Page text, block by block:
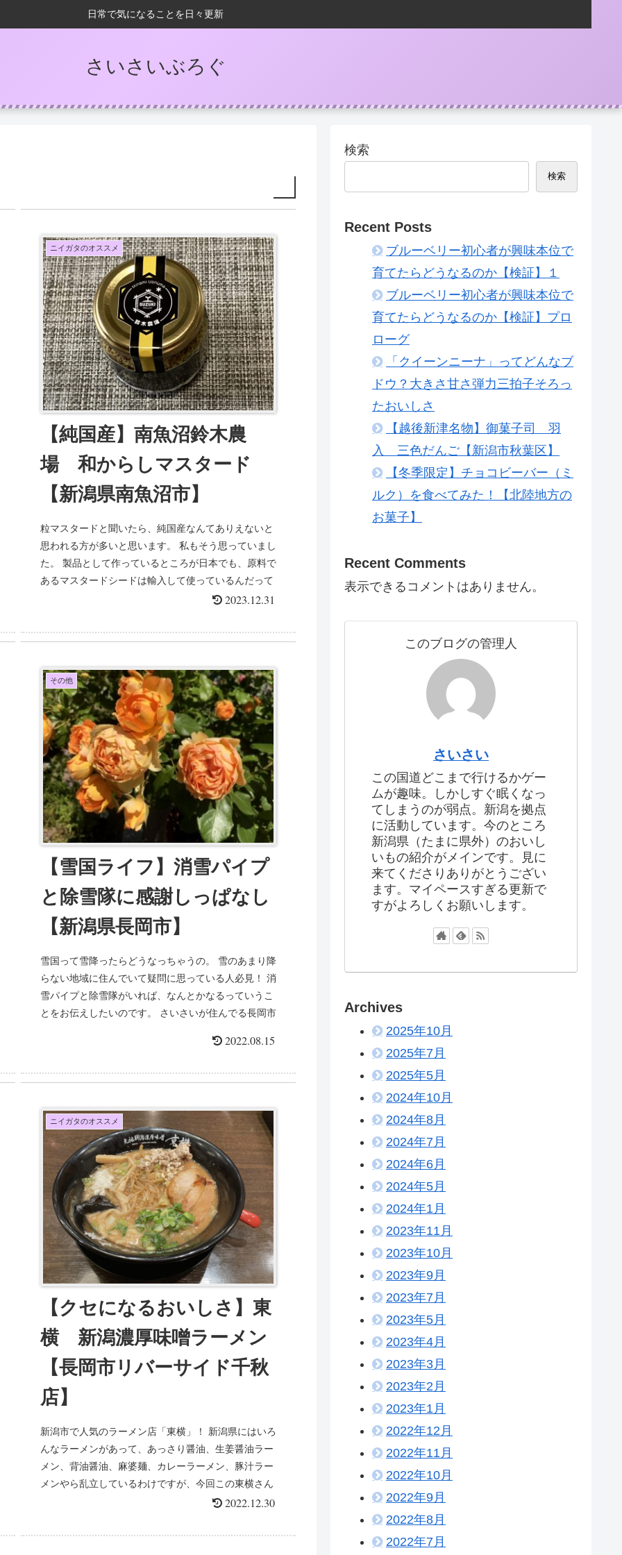
日常で気になることを日々更新
さいさいぶろぐ
ニイガタのオススメ
【純国産】南魚沼鈴木農
場 和からしマスタード
【新潟県南魚沼市】
粒マスタードと聞いたら、純国産なんてありえないと
思われる方が多いと思います。 私もそう思っていまし
た。 製品として作っているところが日本でも、原料で
あるマスタードシードは輸入して使っているんだって
2023.12.31
その他
【雪国ライフ】消雪パイプ
と除雪隊に感謝しっぱなし
【新潟県長岡市】
雪国って雪降ったらどうなっちゃうの。 雪のあまり降
らない地域に住んでいて疑問に思っている人必見！ 消
雪パイプと除雪隊がいれば、なんとかなるっていうこ
とをお伝えしたいのです。 さいさいが住んでる長岡市
2022.08.15
ニイガタのオススメ
【クセになるおいしさ】東
横 新潟濃厚味噌ラーメン
【長岡市リバーサイド千秋
店】
新潟市で人気のラーメン店「東横」！ 新潟県にはいろ
んなラーメンがあって、あっさり醤油、生姜醤油ラー
メン、背油醤油、麻婆麺、カレーラーメン、豚汁ラー
メンやら乱立しているわけですが、今回この東横さん
は新潟濃厚味噌ラーメンが有名なお店です...2022.12.30
検索
検索
Recent Posts
ブルーベリー初心者が興味本位で
育てたらどうなるのか【検証】１
ブルーベリー初心者が興味本位で
育てたらどうなるのか【検証】プロ
ローグ
「クイーンニーナ」ってどんなブ
ドウ？大きさ甘さ弾力三拍子そろっ
たおいしさ
【越後新津名物】御菓子司 羽
入 三色だんご【新潟市秋葉区】
【冬季限定】チョコビーバー（ミ
ルク）を食べてみた！【北陸地方の
お菓子】
Recent Comments
表示できるコメントはありません。
このブログの管理人
さいさい
この国道どこまで行けるかゲー
ムが趣味。しかしすぐ眠くなっ
てしまうのが弱点。新潟を拠点
に活動しています。今のところ
新潟県（たまに県外）のおいし
いもの紹介がメインです。見に
来てくださりありがとうござい
ます。マイペースすぎる更新で
すがよろしくお願いします。
Archives
2025年10月
2025年7月
2025年5月
2024年10月
2024年8月
2024年7月
2024年6月
2024年5月
2024年1月
2023年11月
2023年10月
2023年9月
2023年7月
2023年5月
2023年4月
2023年3月
2023年2月
2023年1月
2022年12月
2022年11月
2022年10月
2022年9月
2022年8月
2022年7月